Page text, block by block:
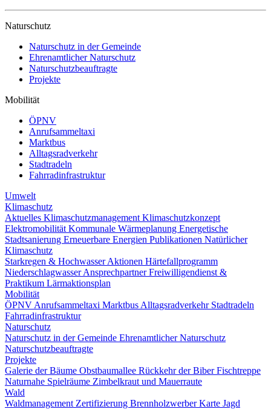
Naturschutz
Naturschutz in der Gemeinde
Ehrenamtlicher Naturschutz
Naturschutzbeauftragte
Projekte
Mobilität
ÖPNV
Anrufsammeltaxi
Marktbus
Alltagsradverkehr
Stadtradeln
Fahrradinfrastruktur
Umwelt
Klimaschutz
Aktuelles Klimaschutzmanagement Klimaschutzkonzept
Elektromobilität Kommunale Wärmeplanung Energetische
Stadtsanierung Erneuerbare Energien Publikationen Natürlicher
Klimaschutz
Starkregen & HochwasserAktionen Härtefallprogramm
NiederschlagwasserAnsprechpartnerFreiwilligendienst &
Praktikum Lärmaktionsplan
Mobilität
ÖPNV Anrufsammeltaxi Marktbus Alltagsradverkehr Stadtradeln
Fahrradinfrastruktur
Naturschutz
Naturschutz in der Gemeinde Ehrenamtlicher Naturschutz
Naturschutzbeauftragte
Projekte
Galerie der Bäume Obstbaumallee Rückkehr der BiberFischtreppe
Naturnahe Spielräume Zimbelkraut und Mauerraute
Wald
Waldmanagement Zertifizierung BrennholzwerberKarte Jagd